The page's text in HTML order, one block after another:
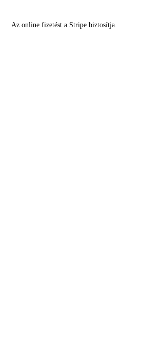
Az online fizetést a Stripe biztosítja.